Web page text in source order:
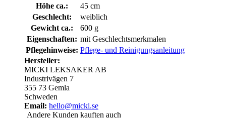
Höhe ca.:
45 cm
Geschlecht:
weiblich
Gewicht ca.:
600 g
Eigenschaften: mit Geschlechtsmerkmalen
Pflegehinweise: Pflege- und Reinigungsanleitung
Hersteller:
MICKI LEKSAKER AB
Industrivägen 7
355 73 Gemla
Schweden
Email: hello@micki.se
Andere Kunden kauften auch